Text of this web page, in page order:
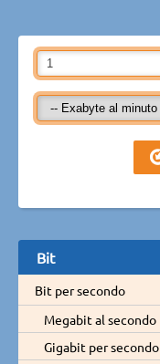
Bit
Bit per secondo
Megabit al secondo
Gigabit per secondo